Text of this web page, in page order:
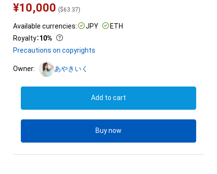
¥10,000 ($63.37)
Available currencies: JPY
ETH
Royalty：10%
Precautions on copyrights
Owner: あやきいく
Add to cart
Buy now